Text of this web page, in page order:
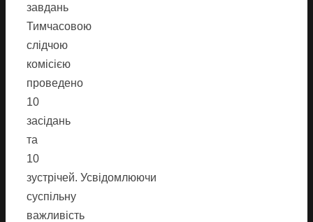
завдань
Тимчасовою
слідчою
комісією
проведено
10
засідань
та
10
зустрічей. Усвідомлюючи
суспільну
важливість